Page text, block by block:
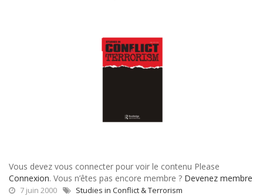
Vous devez vous connecter pour voir le contenu Please
Connexion. Vous n’êtes pas encore membre ? Devenez membre
7 juin 2000
Studies in Conflict & Terrorism